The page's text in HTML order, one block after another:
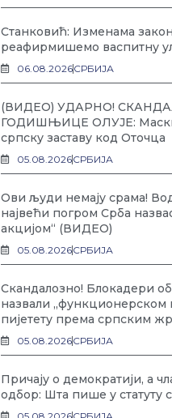
Станковић: Изменама
реафирмишемо васпитну
06.08.2026СРБИЈА
(ВИДЕО) УДАРНО!
ГОДИШЊИЦЕ ОЛУЈЕ:
српску заставу код Оточца
05.08.2026СРБИЈА
Ови људи немају срама!
највећи погром Срба
акцијом“ (ВИДЕО)
05.08.2026СРБИЈА
Скандалозно! Блокадери
назвали „функционерском
пијетету према српским
05.08.2026СРБИЈА
Причају о демократији, а
одбор: Шта пише у статуту